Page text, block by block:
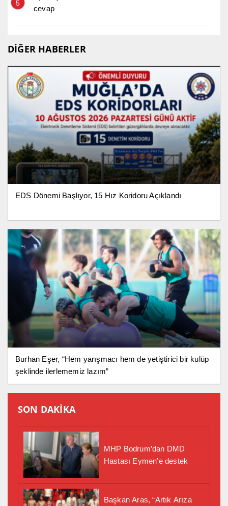
5
cevap
DİĞER HABERLER
EDS Dönemi Başlıyor, 15 Hız Koridoru Açıklandı
Burhan Eşer, “Hem yarışmacı hem de yetiştirici bir kulüp
şeklinde ilerlememiz lazım”
SON DAKİKA
MHP Bodrum’dan DMD
Hastası Eymen’e destek
Başkan Aras, “Artık Arıza